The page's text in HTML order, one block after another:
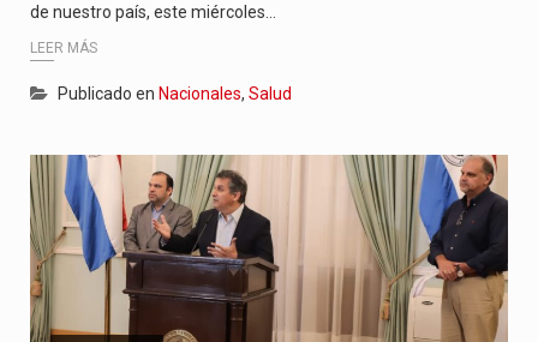
de nuestro país, este miércoles…
LEER MÁS
Publicado en Nacionales, Salud